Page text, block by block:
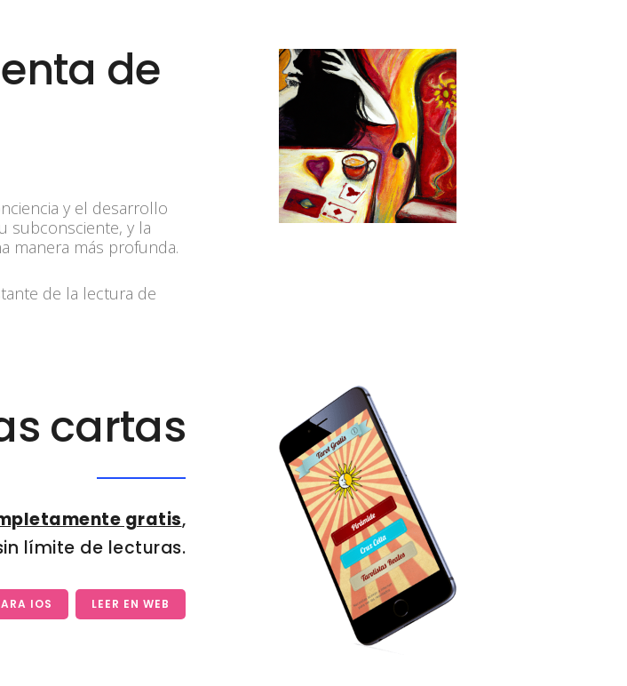
de
y el desarrollo
subconsciente, y la
manera más profunda.
de la lectura de
cartas
gratis,
límite de lecturas.
IOS LEER EN WEB